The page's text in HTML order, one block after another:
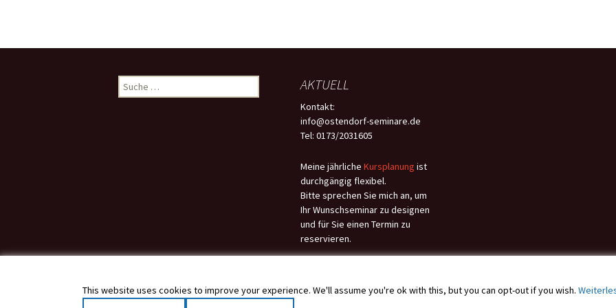
Suche
nach:
AKTUELL
Kontakt:
info@ostendorf-seminare.de
Tel: 0173/2031605
Meine jährliche Kursplanung ist
durchgängig flexibel.
Bitte sprechen Sie mich an, um
Ihr Wunschseminar zu designen
und für Sie einen Termin zu
reservieren.
This website uses cookies to improve your experience. We'll assume you're ok with this, but you can opt-out if you wish.